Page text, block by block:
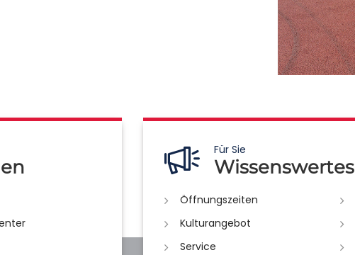
Für Sie
Wissenswertes
Öffnungszeiten
Kulturangebot
Service